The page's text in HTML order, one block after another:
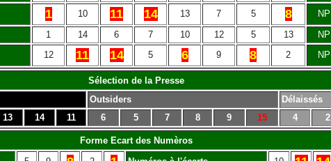
1 10 11 14 13 7 5 8 NP
1 14 6 7 10 12 5 13 NP
12 11 14 5 6 9 8 2 NP
Sélection de la Presse
Outsiders
Délaissés
13 14 11 6 5 7 8 9 15 4 2
Forme Ecart des Numèros